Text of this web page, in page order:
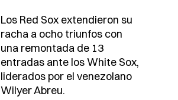
Los Red Sox extendieron su
racha a ocho triunfos con
una remontada de 13
entradas ante los White Sox,
liderados por el venezolano
Wilyer Abreu.